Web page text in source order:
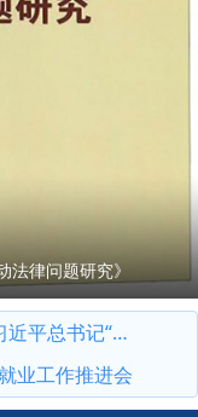
律问题研究》
重要讲话精神座谈会
业工作推进会